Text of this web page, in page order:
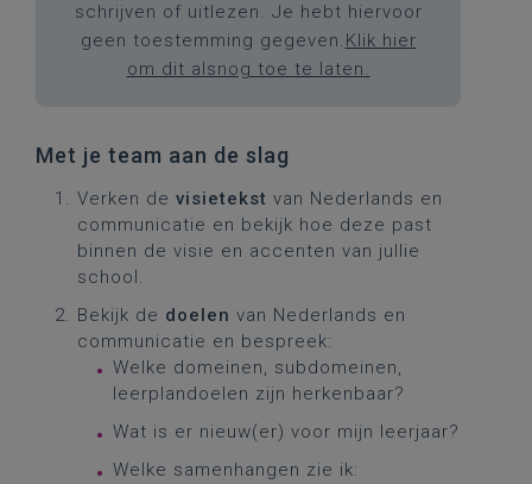
schrijven of uitlezen. Je hebt hiervoor
geen toestemming gegeven. Klik hier
om dit alsnog toe te laten.
Met je team aan de slag
Verken de visietekst van Nederlands en
communicatie en bekijk hoe deze past
binnen de visie en accenten van jullie
school.
Bekijk de doelen van Nederlands en
communicatie en bespreek:
Welke domeinen, subdomeinen,
leerplandoelen zijn herkenbaar?
Wat is er nieuw(er) voor mijn leerjaar?
Welke samenhangen zie ik: